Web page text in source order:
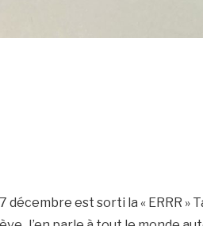
décembre est sorti la « ERRR »